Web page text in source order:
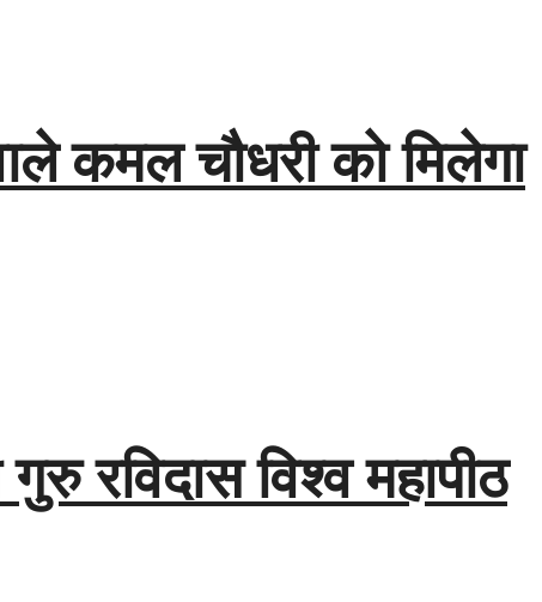
कमल चौधरी को मिलेगा
रविदास विश्व महापीठ